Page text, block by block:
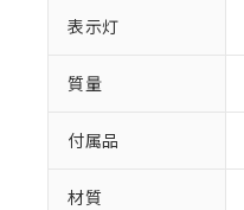
表示灯
質量
付属品
材質